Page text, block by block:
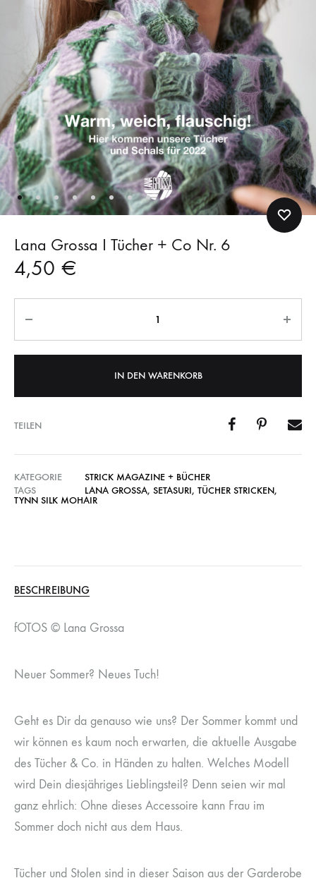
Lana Grossa I Tücher + Co Nr. 6
4,50 €
IN DEN WARENKORB
TEILEN
KATEGORIE
STRICK MAGAZINE + BÜCHER
TAGS
LANA GROSSA, SETASURI, TÜCHER STRICKEN,
TYNN SILK MOHAIR
BESCHREIBUNG
fOTOS © Lana Grossa
Neuer Sommer? Neues Tuch!
Geht es Dir da genauso wie uns? Der Sommer kommt und
wir können es kaum noch erwarten, die aktuelle Ausgabe
des Tücher & Co. in Händen zu halten. Welches Modell
wird Dein diesjähriges Lieblingsteil? Denn seien wir mal
ganz ehrlich: Ohne dieses Accessoire kann Frau im
Sommer doch nicht aus dem Haus.
Tücher und Stolen sind in dieser Saison aus der Garderobe